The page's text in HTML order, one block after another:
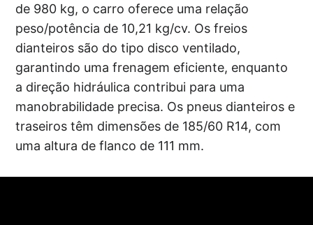
de 980 kg, o carro oferece uma relação
peso/potência de 10,21 kg/cv. Os freios
dianteiros são do tipo disco ventilado,
garantindo uma frenagem eficiente, enquanto
a direção hidráulica contribui para uma
manobrabilidade precisa. Os pneus dianteiros e
traseiros têm dimensões de 185/60 R14, com
uma altura de flanco de 111 mm.